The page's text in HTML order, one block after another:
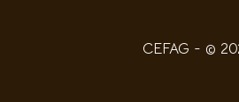
CEFAG - ©